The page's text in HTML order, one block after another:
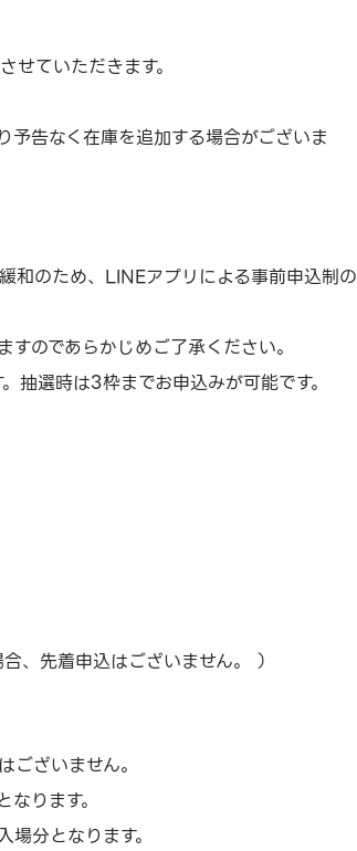
ていただきます。
告なく在庫を追加する場合がございま
のため、LINEアプリによる事前申込制の
のであらかじめご了承ください。
抽選時は3枠までお申込みが可能です。
、先着申込はございません。 ）
ざいません。
ります。
分となります。